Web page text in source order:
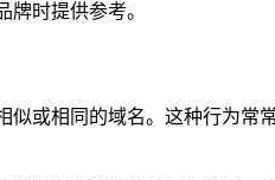
时提供参考。
或相同的域名。这种行为